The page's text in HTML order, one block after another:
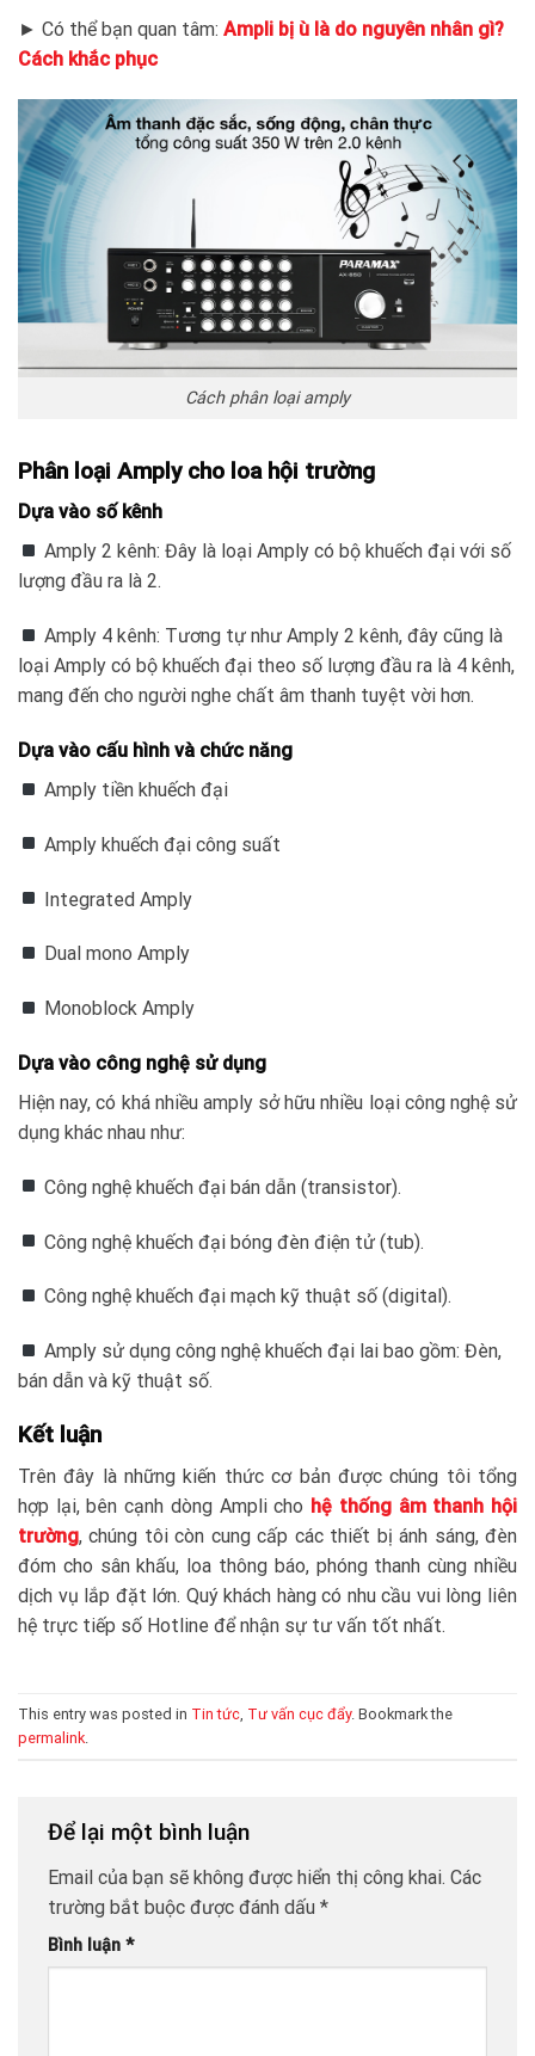
► Có thể bạn quan tâm: Ampli bị ù là do nguyên nhân gì?
Cách khắc phục
Cách phân loại amply
Phân loại Amply cho loa hội trường
Dựa vào số kênh
Amply 2 kênh: Đây là loại Amply có bộ khuếch đại với số
lượng đầu ra là 2.
Amply 4 kênh: Tương tự như Amply 2 kênh, đây cũng là
loại Amply có bộ khuếch đại theo số lượng đầu ra là 4 kênh,
mang đến cho người nghe chất âm thanh tuyệt vời hơn.
Dựa vào cấu hình và chức năng
Amply tiền khuếch đại
Amply khuếch đại công suất
Integrated Amply
Dual mono Amply
Monoblock Amply
Dựa vào công nghệ sử dụng
Hiện nay, có khá nhiều amply sở hữu nhiều loại công nghệ sử
dụng khác nhau như:
Công nghệ khuếch đại bán dẫn (transistor).
Công nghệ khuếch đại bóng đèn điện tử (tub).
Công nghệ khuếch đại mạch kỹ thuật số (digital).
Amply sử dụng công nghệ khuếch đại lai bao gồm: Đèn,
bán dẫn và kỹ thuật số.
Kết luận
Trên đây là những kiến thức cơ bản được chúng tôi tổng
hợp lại, bên cạnh dòng Ampli cho hệ thống âm thanh hội
trường, chúng tôi còn cung cấp các thiết bị ánh sáng, đèn
đóm cho sân khấu, loa thông báo, phóng thanh cùng nhiều
dịch vụ lắp đặt lớn. Quý khách hàng có nhu cầu vui lòng liên
hệ trực tiếp số Hotline để nhận sự tư vấn tốt nhất.
This entry was posted in Tin tức Tư vấn cục đẩy. Bookmark the
permalink
Để lại một bình luận
Email của bạn sẽ không được hiển thị công khai. Các
trường bắt buộc được đánh dấu *
Bình luận *